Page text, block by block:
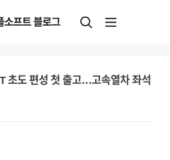
소프트 블로그
초도 편성 첫 출고…고속열차 좌석